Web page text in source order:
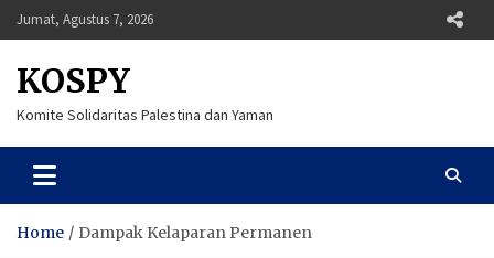
Skip
to
Jumat, Agustus 7, 2026
KOSPY
Komite Solidaritas Palestina dan Yaman
Home Dampak Kelaparan Permanen